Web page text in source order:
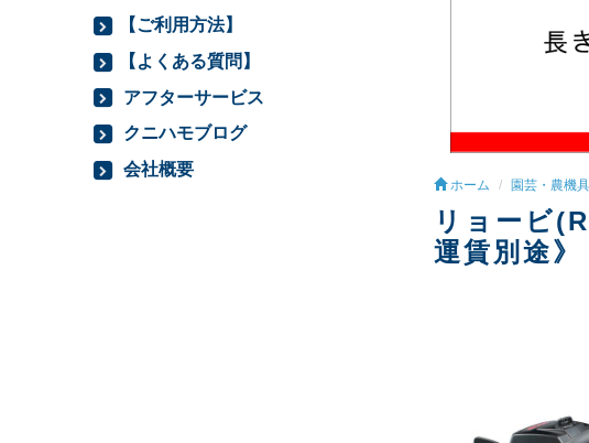
ホーム 園芸・農機具
リョービ
運賃別途》
【ご利用方法】
【よくある質問】
アフターサービス
クニハモブログ
会社概要